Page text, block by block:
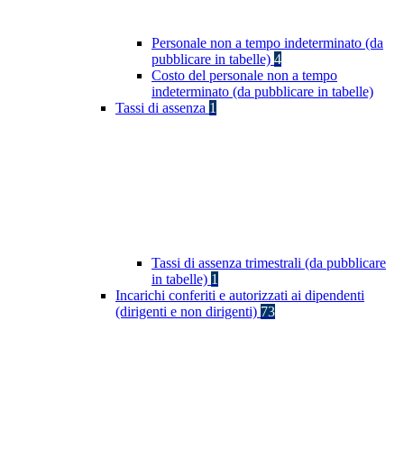
Personale non a tempo indeterminato (da
pubblicare in tabelle) 4
Costo del personale non a tempo
indeterminato (da pubblicare in tabelle)
Tassi di assenza 1
Tassi di assenza trimestrali (da pubblicare
in tabelle) 1
Incarichi conferiti e autorizzati ai dipendenti
(dirigenti e non dirigenti) 73